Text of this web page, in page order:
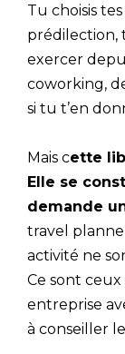
Tu choisis
prédilection,
exercer
coworking,
si tu t’en
Mais cette
Elle se
demande
travel
activité ne
Ce sont
entreprise
à conseiller